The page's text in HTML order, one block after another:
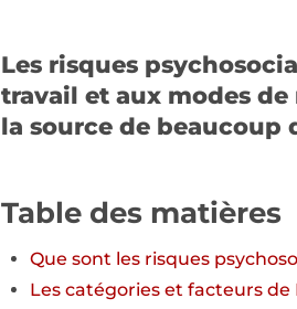
Les risques
travail et aux modes
la source de beaucoup
Table des matières
Que sont les risques
Les catégories et facteurs de